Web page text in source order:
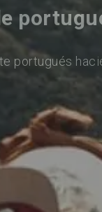
portugués